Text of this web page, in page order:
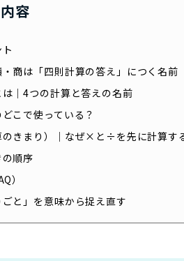
容
商は「四則計算の答え」につく名前
｜4つの計算と答えの名前
こで使っている？
のきまり）｜なぜ×と÷を先に計算す
順序
）
と」を意味から捉え直す